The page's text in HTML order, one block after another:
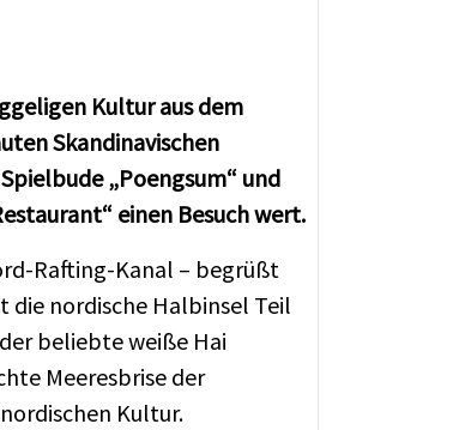
Kultur aus dem
Skandinavischen
„Poengsum“ und
einen Besuch wert.
Rafting-Kanal – begrüßt
die nordische Halbinsel Teil
beliebte weiße Hai
Meeresbrise der
Kultur.